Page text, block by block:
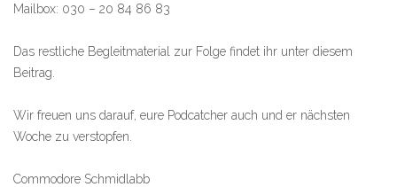
Mailbox: 030 – 20 84 86 83
Das restliche Begleitmaterial zur Folge findet ihr unter diesem
Beitrag.
Wir freuen uns darauf, eure Podcatcher auch und er nächsten
Woche zu verstopfen.
Commodore Schmidlabb